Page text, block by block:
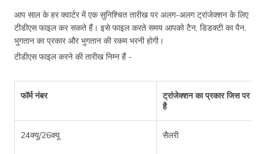
आप साल के हर क्वार्टर में एक सुनिश्चित तारीख पर अलग-अलग ट्रांजेक्शन के लिए
टीडीएस फाइल कर सकते हैं। इसे फाइल करते समय आपको टैन, डिडक्टी का पैन,
भुगतान का प्रकार और भुगतान की रकम भरनी होगी।
टीडीएस फाइल करने की तारीख निम्न हैं -
फॉर्म नंबर
ट्रांजेक्शन का प्रकार जिस पर
है
24क्यू/26क्यू सैलरी